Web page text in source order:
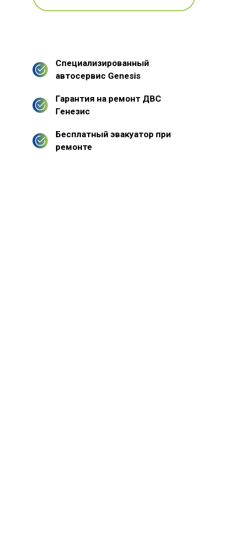
Специализированный
автосервис Genesis
Гарантия на ремонт ДВС
Генезис
Бесплатный эвакуатор при
ремонте